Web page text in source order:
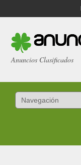
Anuncios Clasificados